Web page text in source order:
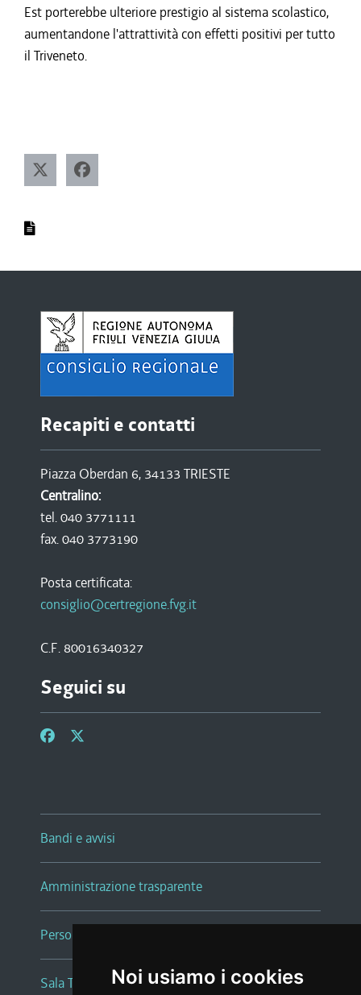
Noi usiamo i cookies
Est porterebbe ulteriore prestigio al sistema scolastico,
aumentandone l'attrattività con effetti positivi per tutto
il Triveneto.
Recapiti e contatti
Piazza Oberdan 6, 34133 TRIESTE
Centralino:
tel. 040 3771111
fax. 040 3773190
Posta certificata:
consiglio@certregione.fvg.it
C.F. 80016340327
Seguici su
Bandi e avvisi
Amministrazione trasparente
Persone e Uffici
Sala Tiziano Tessitori